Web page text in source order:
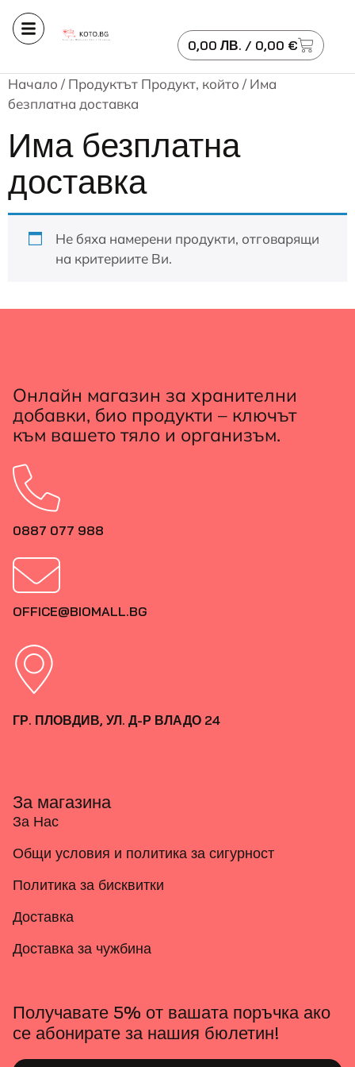
0,00 ЛВ. / 0,00 €
Начало / Продуктът Продукт, който / Има
безплатна доставка
Има безплатна
доставка
Не бяха намерени продукти, отговарящи
на критериите Ви.
Онлайн магазин за хранителни
добавки, био продукти – ключът
към вашето тяло и организъм.
0887 077 988
OFFICE@BIOMALL.BG
ГР. ПЛОВДИВ, УЛ. Д-Р ВЛАДО 24
За магазина
За Нас
Общи условия и политика за сигурност
Политика за бисквитки
Доставка
Доставка за чужбина
Получавате 5% от вашата поръчка ако
се абонирате за нашия бюлетин!